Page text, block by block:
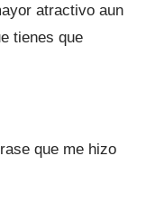
atractivo aun
tienes que
que me hizo